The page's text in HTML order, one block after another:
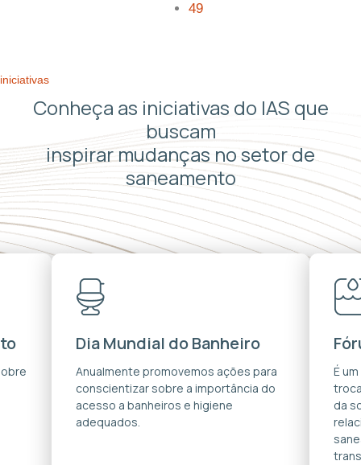
49
iniciativas
Conheça as iniciativas do IAS que
buscam
inspirar mudanças no setor de
saneamento
Dia Mundial do Banheiro
Anualmente promovemos ações para
conscientizar sobre a importância do
acesso a banheiros e higiene
adequados.
É
da